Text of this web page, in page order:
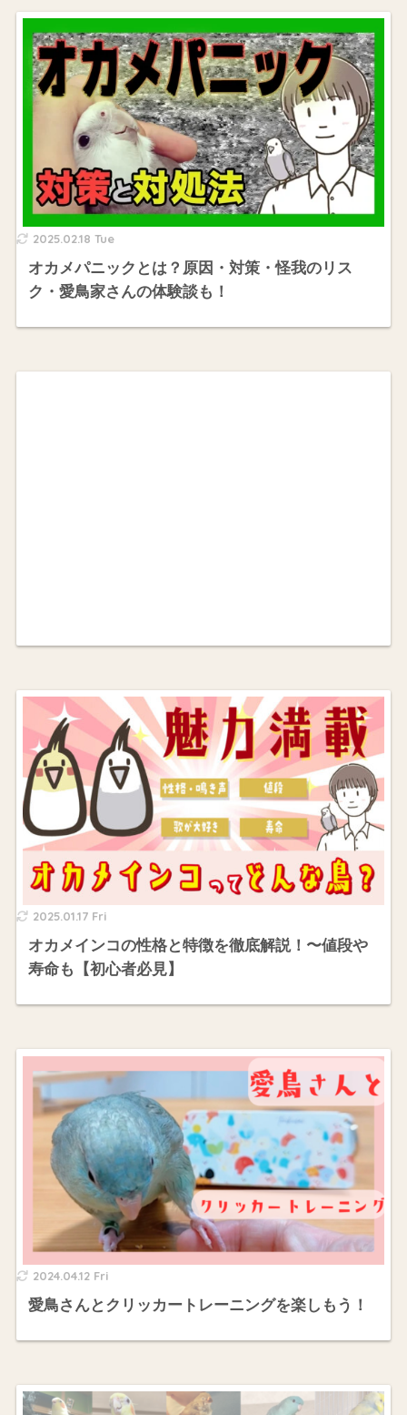
2025.02.18 Tue
オカメパニックとは？原因・対策・怪我のリス
ク・愛鳥家さんの体験談も！
2025.01.17 Fri
オカメインコの性格と特徴を徹底解説！〜値段や
寿命も【初心者必見】
2024.04.12 Fri
愛鳥さんとクリッカートレーニングを楽しもう！